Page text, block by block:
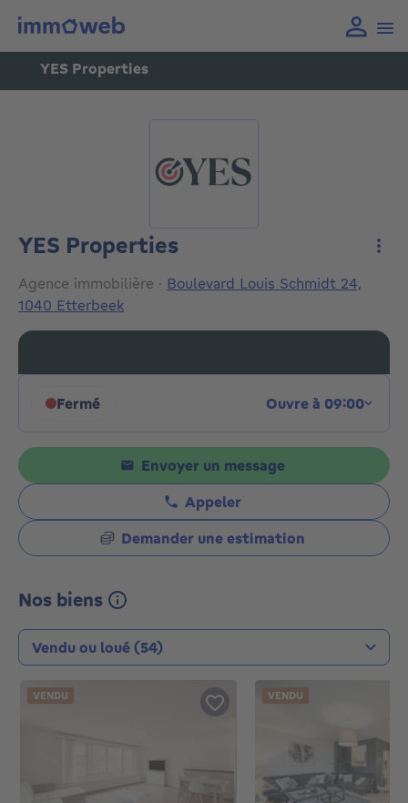
YES Properties
YES Properties
Agence immobilière · Boulevard Louis Schmidt 24,
1040 Etterbeek
Fermé Ouvre à 09:00
Cliquez pour afficher les horaires
Envoyer un message
Appeler
Demander une estimation
Nos biens
Type de transaction
VENDU VENDU